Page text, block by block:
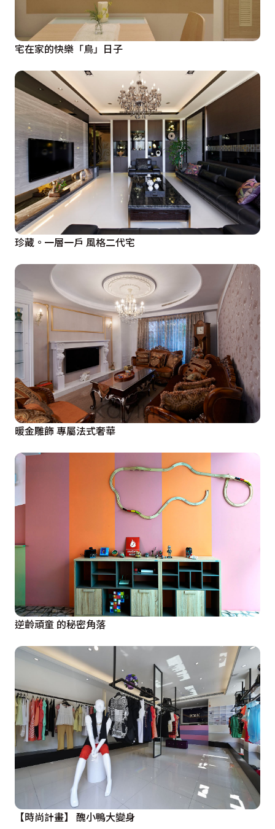
宅在家的快樂「鳥」日子
珍藏。一層一戶 風格二代宅
暖金雕飾 專屬法式奢華
逆齡頑童 的秘密角落
【時尚計畫】 醜小鴨大變身